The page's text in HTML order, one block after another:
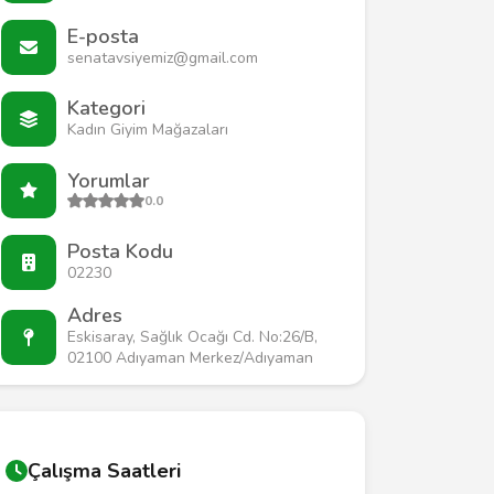
E-posta
senatavsiyemiz@gmail.com
Kategori
Kadın Giyim Mağazaları
Yorumlar
0.0
Posta Kodu
02230
Adres
Eskisaray, Sağlık Ocağı Cd. No:26/B,
02100 Adıyaman Merkez/Adıyaman
Çalışma Saatleri